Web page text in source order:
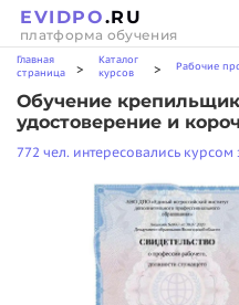
EVIDPO.RU
платформа обучения
Главная
страница
>
Каталог
курсов
> Рабочие
Обучение
удостоверение и
772 чел. интересовались курсом